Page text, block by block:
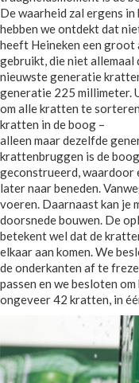
De waarheid zal ergens
hebben we ontdekt dat
heeft Heineken een
gebruikt, die niet allemaal
nieuwste generatie
generatie 225 millimeter.
om alle kratten te
kratten in de boog –
alleen maar dezelfde
krattenbruggen is de
geconstrueerd, waardoor
later naar beneden.
voeren. Daarnaast kan je
doorsnede bouwen. De
betekent wel dat de
elkaar aan komen. We
de onderkanten af te
passen en we besloten
ongeveer 42 kratten, in